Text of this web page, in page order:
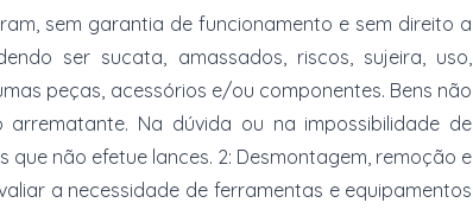
sem garantia de funcionamento e sem direito a
ser sucata, amassados, riscos, sujeira, uso,
peças, acessórios e/ou componentes. Bens não
Na dúvida ou na impossibilidade de
não efetue lances. 2: Desmontagem, remoção e
a necessidade de ferramentas e equipamentos